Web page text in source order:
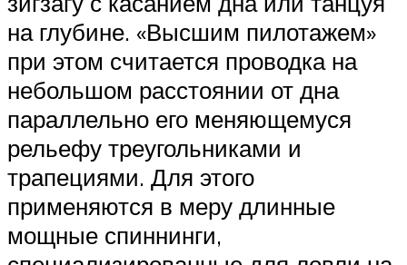
на глубине. «Высшим пилотажем»
при этом считается проводка на
небольшом расстоянии от дна
параллельно его меняющемуся
рельефу треугольниками и
трапециями. Для этого
применяются в меру длинные
мощные спиннинги,